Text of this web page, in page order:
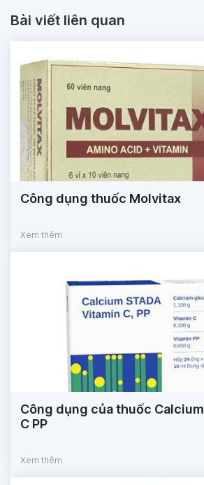
Bài viết liên quan
Công dụng thuốc Molvitax
Xem thêm
Công dụng của thuốc
C PP
Xem thêm